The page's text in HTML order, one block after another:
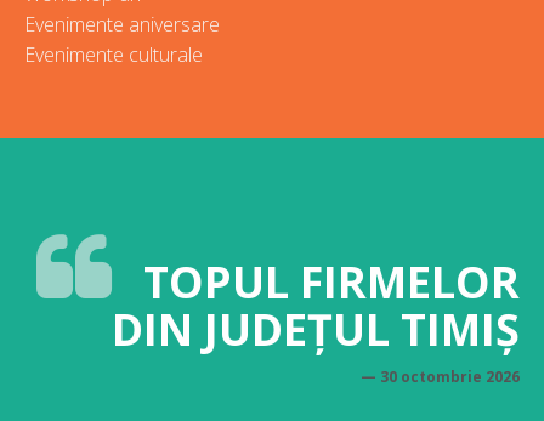
Evenimente aniversare
Evenimente culturale
TOPUL FIRMELOR
DIN JUDEȚUL TIMIȘ
30 octombrie 2026